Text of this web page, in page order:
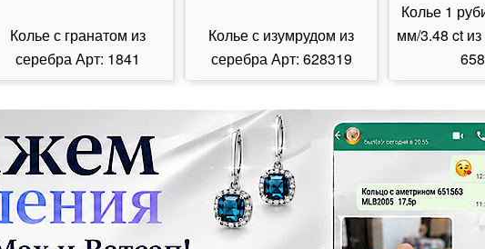
Колье с гранатом из
серебра Арт: 1841
Колье с изумрудом из
серебра Арт: 628319
Колье 1
мм/3.48 ct